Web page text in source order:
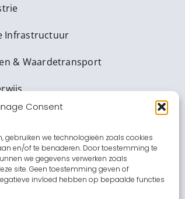
Consent
gebruiken we technologieën zoals cookies
en/of te benaderen. Door toestemming te
we gegevens verwerken zoals
site. Geen toestemming geven of
invloed hebben op bepaalde functies
Infrastructuur
& Waardetransport